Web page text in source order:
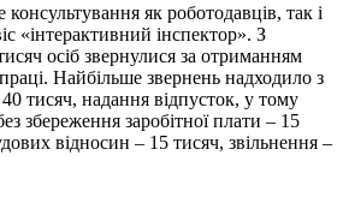
як роботодавців, так і
«інтерактивний інспектор». З
осіб звернулися за отриманням
Найбільше звернень надходило з
тисяч, надання відпусток, у тому
збереження заробітної плати – 15
відносин – 15 тисяч, звільнення –